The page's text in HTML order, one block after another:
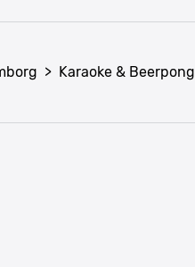
> Karaoke & Beerpong